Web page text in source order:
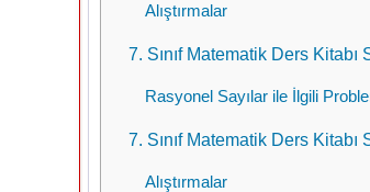
Alıştırmalar
7. Sınıf Matematik Ders Kitabı
Rasyonel Sayılar ile İlgili
7. Sınıf Matematik Ders Kitabı
Alıştırmalar